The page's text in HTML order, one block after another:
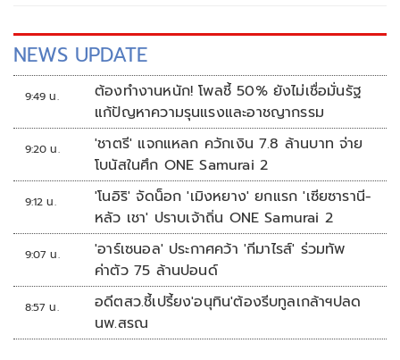
NEWS UPDATE
9:49 น.
ต้องทำงานหนัก! โพลชี้ 50% ยังไม่เชื่อมั่นรัฐ
แก้ปัญหาความรุนแรงและอาชญากรรม
9:20 น.
'ชาตรี' แจกแหลก ควักเงิน 7.8 ล้านบาท จ่าย
โบนัสในศึก ONE Samurai 2
9:12 น.
'โนอิริ' จัดน็อก 'เมิงหยาง' ยกแรก 'เซียซารานี-
หลัว เชา' ปราบเจ้าถิ่น ONE Samurai 2
9:07 น.
'อาร์เซนอล' ประกาศคว้า 'กีมาไรส์' ร่วมทัพ
ค่าตัว 75 ล้านปอนด์
8:57 น.
อดีตสว.ชี้เปรี้ยง'อนุทิน'ต้องรีบทูลเกล้าฯปลด
นพ.สรณ